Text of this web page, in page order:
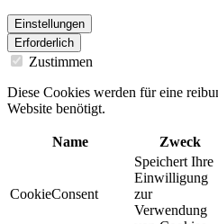
Einstellungen
Erforderlich
Zustimmen
Diese Cookies werden für eine
Website benötigt.
Name Zweck
CookieConsent
Speichert Ihre
Einwilligung
zur
Verwendung